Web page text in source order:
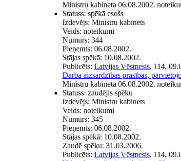
Ministru kabineta 06.08.2002.
Statuss: spēkā esošs
Izdevējs: Ministru kabinets
Veids: noteikumi
Numurs: 344
Pieņemts: 06.08.2002.
Stājas spēkā: 10.08.2002.
Publicēts: Latvijas Vēstnesis, 114,
Darba aizsardzības prasības,
Ministru kabineta 06.08.2002.
Statuss: zaudējis spēku
Izdevējs: Ministru kabinets
Veids: noteikumi
Numurs: 345
Pieņemts: 06.08.2002.
Stājas spēkā: 10.08.2002.
Zaudē spēku: 31.03.2006.
Publicēts: Latvijas Vēstnesis, 114,